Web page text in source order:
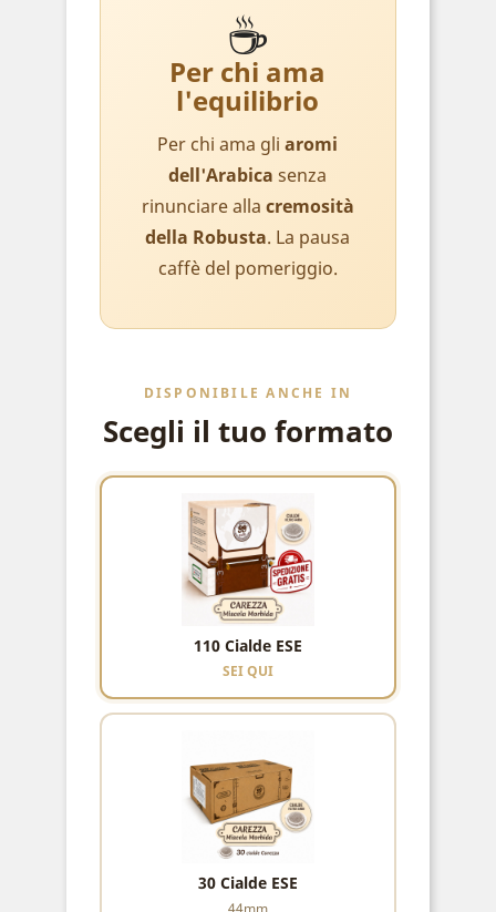
☕
Per chi ama
l'equilibrio
Per chi ama gliaromi
dell'Arabica senza
rinunciare alla cremosità
della Robusta. La pausa
caffè del pomeriggio.
DISPONIBILE ANCHE IN
Scegli il tuo formato
110 Cialde ESE
SEI QUI
30 Cialde ESE
44mm